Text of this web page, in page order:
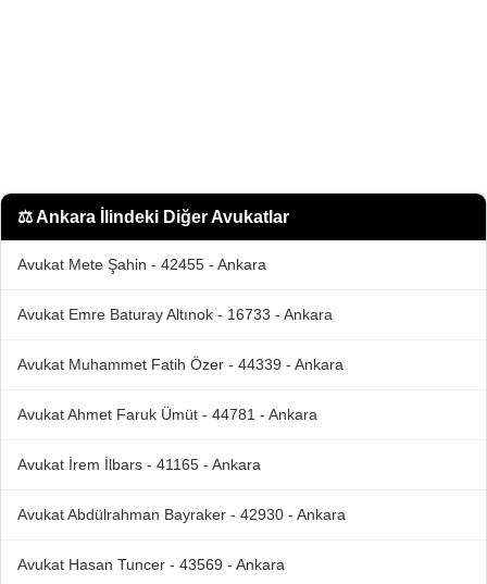
⚖️Ankara İlindeki Diğer Avukatlar
Avukat Mete Şahin - 42455 - Ankara
Avukat Emre Baturay Altınok - 16733 - Ankara
Avukat Muhammet Fatih Özer - 44339 - Ankara
Avukat Ahmet Faruk Ümüt - 44781 - Ankara
Avukat İrem İlbars - 41165 - Ankara
Avukat Abdülrahman Bayraker - 42930 - Ankara
Avukat Hasan Tuncer - 43569 - Ankara